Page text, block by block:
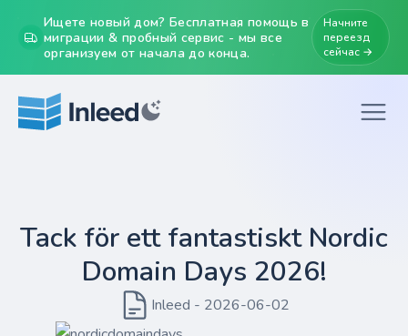
Ищете новый дом? Бесплатная помощь в
миграции & пробный сервис - мы все
организуем от начала до конца.
Начните
переезд
сейчас →
Tack för ett fantastiskt Nordic
Domain Days 2026!
Inleed - 2026-06-02